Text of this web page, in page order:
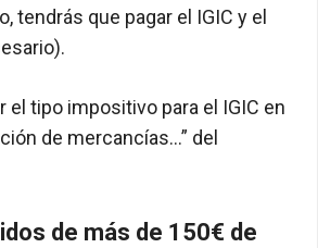
tendrás que pagar el IGIC y el
el tipo impositivo para el IGIC en
de mercancías…” del
de más de 150€ de